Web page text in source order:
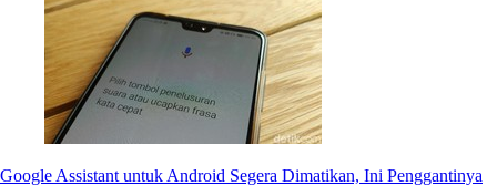
Google Assistant untuk Android Segera Dimatikan, Ini Penggantinya